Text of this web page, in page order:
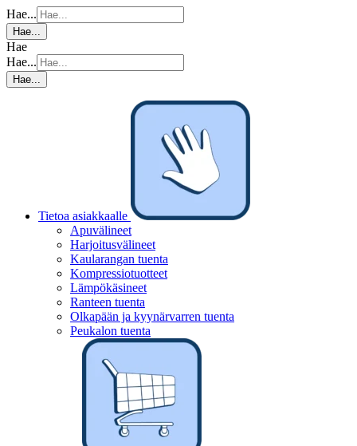
Hae...
Hae...
Hae
Hae...
Hae...
Tietoa asiakkaalle
Apuvälineet
Harjoitusvälineet
Kaularangan tuenta
Kompressiotuotteet
Lämpökäsineet
Ranteen tuenta
Olkapään ja kyynärvarren tuenta
Peukalon tuenta